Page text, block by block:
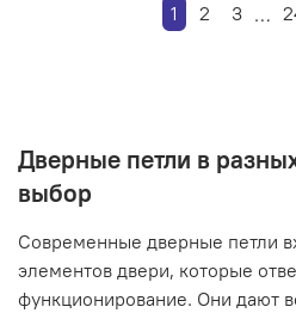
1 2 3 …
Дверные петли в
выбор
Современные дверные петли
элементов двери, которые
функционирование. Они дают